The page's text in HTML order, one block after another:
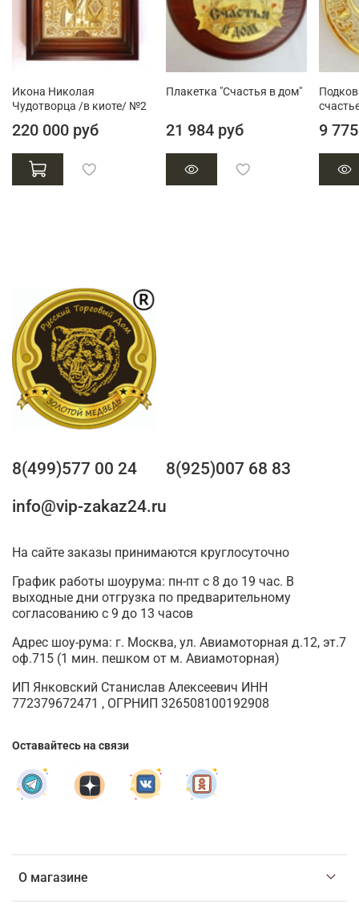
Икона Николая
Чудотворца /в киоте/ №2
220 000 руб
Плакетка "Счастья в дом"
21 984 руб 9
О магазине
8(499)577 00 24
8(925)007 68 83
info@vip-zakaz24.ru
На сайте заказы принимаются круглосуточно
График работы шоурума: пн-пт с 8 до 19 час. В
выходные дни отгрузка по предварительному
согласованию с 9 до 13 часов
Адрес шоу-рума: г. Москва, ул. Авиамоторная д.12, эт.7
оф.715 (1 мин. пешком от м. Авиамоторная)
ИП Янковский Станислав Алексеевич ИНН
772379672471 , ОГРНИП 326508100192908
Оставайтесь на связи